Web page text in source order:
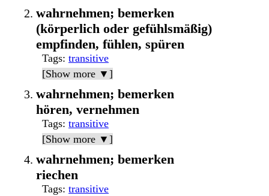
wahrnehmen; bemerken
(körperlich oder gefühlsmäßig)
empfinden, fühlen, spüren
Tags: transitive
[Show more ▼]
wahrnehmen; bemerken
hören, vernehmen
Tags: transitive
[Show more ▼]
wahrnehmen; bemerken
riechen
Tags: transitive